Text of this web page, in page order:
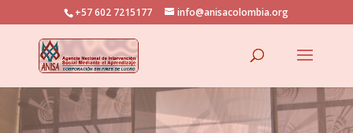
+57 602 7215177 info@anisacolombia.org